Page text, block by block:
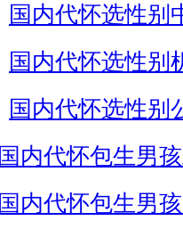
国内代怀选性别
国内代怀选性别
国内代怀选性别
国内代怀包生男
国内代怀包生男